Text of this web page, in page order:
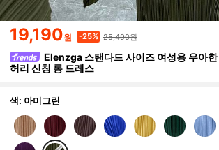
19,190원 -25% 25,490원
Elenzga 스탠다드 사이즈 여성용 우아한
허리 신칭 롱 드레스
색: 아미그린